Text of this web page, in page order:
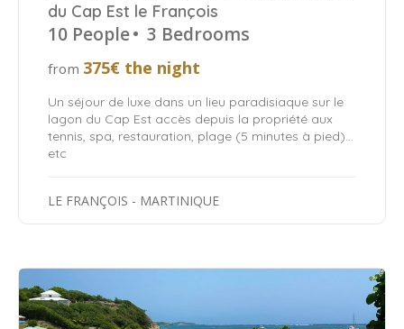
du Cap Est le François
10 People• 3 Bedrooms
from 375€ the night
Un séjour de luxe dans un lieu paradisiaque sur le
lagon du Cap Est accès depuis la propriété aux
tennis, spa, restauration, plage (5 minutes à pied)…
etc
LE FRANÇOIS - MARTINIQUE